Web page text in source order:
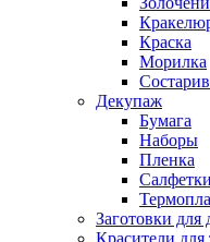
Краска
Морилка
Декупаж
Бумага
Наборы
Пленка
Салфетки
Заготовки для
Красители для